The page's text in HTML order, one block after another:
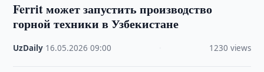
Ferrit может запустить производство
горной техники в Узбекистане
UzDaily 16.05.2026 ·09:00 1230 views